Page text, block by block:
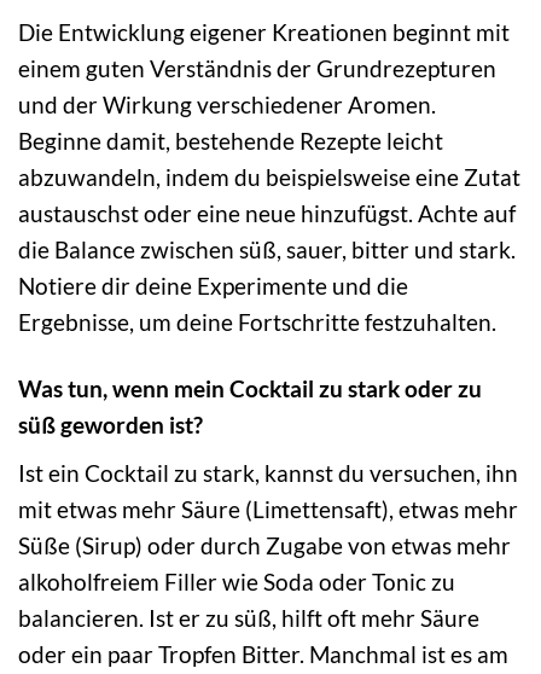
Die Entwicklung eigener Kreationen beginnt mit
einem guten Verständnis der Grundrezepturen
und der Wirkung verschiedener Aromen.
Beginne damit, bestehende Rezepte leicht
abzuwandeln, indem du beispielsweise eine Zutat
austauschst oder eine neue hinzufügst. Achte auf
die Balance zwischen süß, sauer, bitter und stark.
Notiere dir deine Experimente und die
Ergebnisse, um deine Fortschritte festzuhalten.
Was tun, wenn mein Cocktail zu stark oder zu
süß geworden ist?
Ist ein Cocktail zu stark, kannst du versuchen, ihn
mit etwas mehr Säure (Limettensaft), etwas mehr
Süße (Sirup) oder durch Zugabe von etwas mehr
alkoholfreiem Filler wie Soda oder Tonic zu
balancieren. Ist er zu süß, hilft oft mehr Säure
oder ein paar Tropfen Bitter. Manchmal ist es am